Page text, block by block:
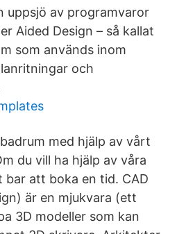
uppsjö av programvaror
Aided Design – så kallat
som används inom
och
med hjälp av vårt
du vill ha hjälp av våra
att boka en tid. CAD
är en mjukvara (ett
3D modeller som kan